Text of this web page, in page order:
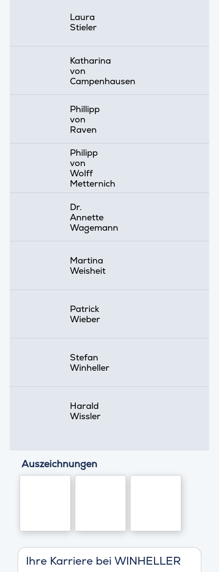
Laura
Stieler
Katharina
von
Campenhausen
Phillipp
von
Raven
Philipp
von
Wolff
Metternich
Dr.
Annette
Wagemann
Martina
Weisheit
Patrick
Wieber
Stefan
Winheller
Harald
Wissler
Auszeichnungen
Ihre Karriere bei WINHELLER